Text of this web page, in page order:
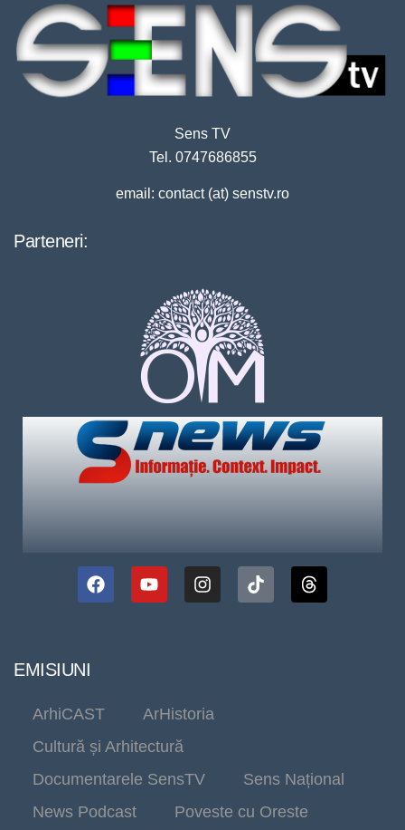
Sens TV
Tel. 0747686855
email: contact (at) senstv.ro
Parteneri:
EMISIUNI
ArhiCAST
ArHistoria
Cultură și Arhitectură
Documentarele SensTV
Sens Național
News Podcast
Poveste cu Oreste